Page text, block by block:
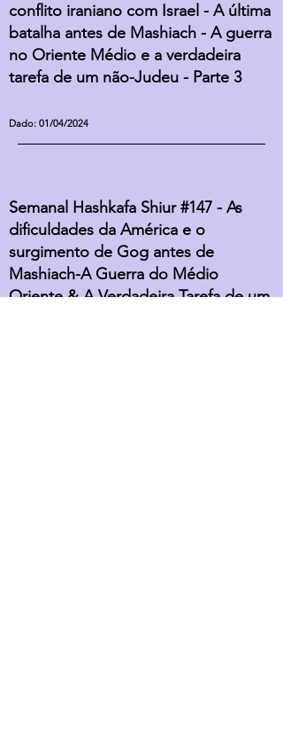
conflito iraniano com Israel - A última
batalha antes de Mashiach - A guerra
no Oriente Médio e a verdadeira
tarefa de um não-Judeu - Parte 3
Dado: 01/04/2024
Semanal Hashkafa Shiur #147 - As
dificuldades da América e o
surgimento de Gog antes de
Mashiach-A Guerra do Médio
Oriente & A Verdadeira Tarefa de um